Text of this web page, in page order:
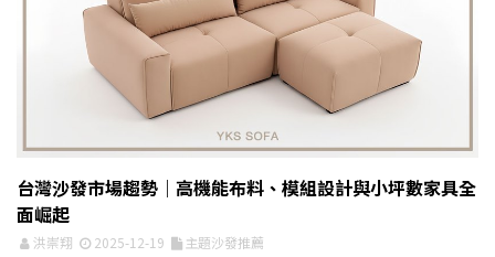
台灣沙發市場趨勢｜高機能布料、模組設計與小坪數家具全
面崛起
洪崇翔 2025-12-19
主題沙發推薦